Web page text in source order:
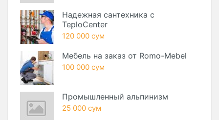
Надежная сантехника с
TeploCenter
120 000 сум
Мебель на заказ от Romo-Mebel
100 000 сум
Промышленный альпинизм
25 000 сум